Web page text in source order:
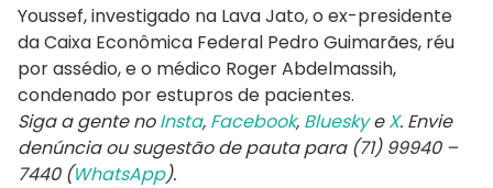
Youssef, investigado na Lava Jato, o ex-presidente
da Caixa Econômica Federal Pedro Guimarães, réu
por assédio, e o médico Roger Abdelmassih,
condenado por estupros de pacientes.
Siga a gente noInsta, Facebook, BlueskyeX. Envie
denúncia ou sugestão de pauta para (71) 99940 –
7440 (WhatsApp).